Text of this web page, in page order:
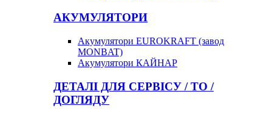
АКУМУЛЯТОРИ
Акумулятори EUROKRAFT (завод
MONBAT)
Акумулятори КАЙНАР
ДЕТАЛІ ДЛЯ СЕРВІСУ / ТО /
ДОГЛЯДУ